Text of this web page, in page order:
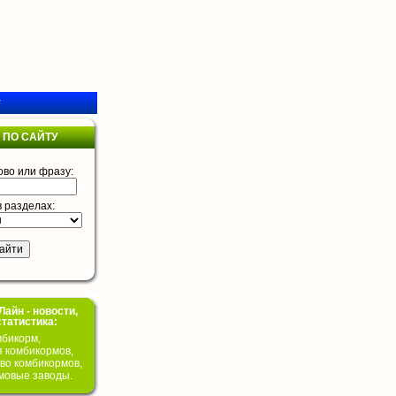
САЙТУ
или фразу:
разделах:
- новости,
комбикормов,
комбикормов,
заводы.